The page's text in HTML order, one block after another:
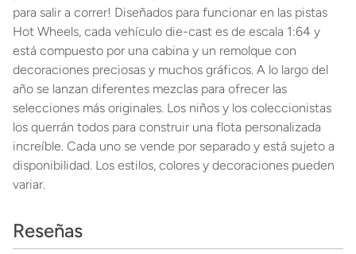
para salir a correr! Diseñados para funcionar en las pistas
Hot Wheels, cada vehículo die-cast es de escala 1:64 y
está compuesto por una cabina y un remolque con
decoraciones preciosas y muchos gráficos. A lo largo del
año se lanzan diferentes mezclas para ofrecer las
selecciones más originales. Los niños y los coleccionistas
los querrán todos para construir una flota personalizada
increíble. Cada uno se vende por separado y está sujeto a
disponibilidad. Los estilos, colores y decoraciones pueden
variar.
Reseñas